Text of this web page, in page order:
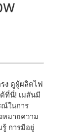
ง ดูผู้ผลิตไฟ
ที่นี่! เมสันมี
ในการ
หมายความ
รู้ การมีอยู่